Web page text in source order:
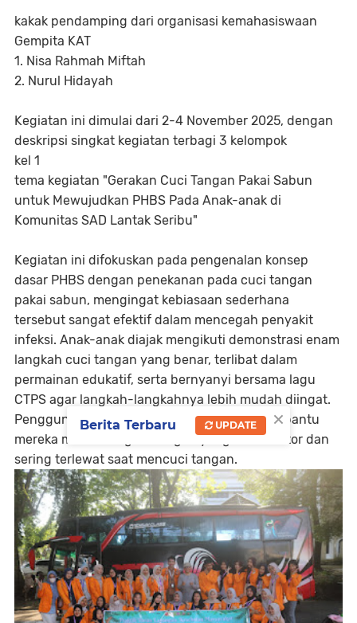
kakak pendamping dari organisasi kemahasiswaan
Gempita KAT
1. Nisa Rahmah Miftah
2. ⁠Nurul Hidayah
Kegiatan ini dimulai dari 2-4 November 2025, dengan
deskripsi singkat kegiatan terbagi 3 kelompok
kel 1
tema kegiatan "Gerakan Cuci Tangan Pakai Sabun
untuk Mewujudkan PHBS Pada Anak-anak di
Komunitas SAD Lantak Seribu"
Kegiatan ini difokuskan pada pengenalan konsep
dasar PHBS dengan penekanan pada cuci tangan
pakai sabun, mengingat kebiasaan sederhana
tersebut sangat efektif dalam mencegah penyakit
infeksi. Anak-anak diajak mengikuti demonstrasi enam
langkah cuci tangan yang benar, terlibat dalam
permainan edukatif, serta bernyanyi bersama lagu
CTPS agar langkah-langkahnya lebih mudah diingat.
Penggunaan sabun dan pewarna aman membantu
mereka melihat bagian tangan yang masih kotor dan
sering terlewat saat mencuci tangan.
×
Berita Terbaru UPDATE